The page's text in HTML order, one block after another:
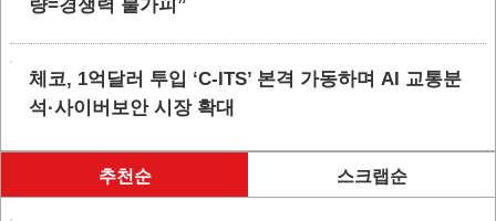
량=경쟁력 불가피”
체코, 1억달러 투입 ‘C-ITS’ 본격 가동하며 AI 교통분
석·사이버보안 시장 확대
추천순 스크랩순